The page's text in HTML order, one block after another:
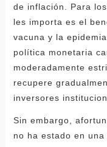
de inflación. Para
les importa es el
vacuna y la
política monetaria
moderadamente
recupere
inversores
Sin embargo,
no ha estado en